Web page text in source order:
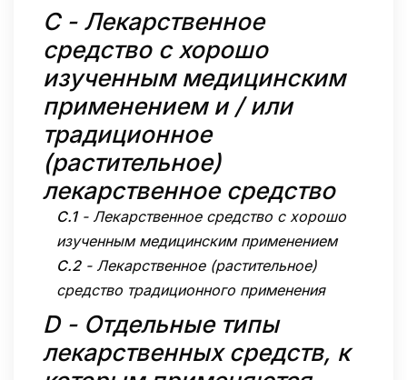
C- Лекарственное
средство с хорошо
изученным медицинским
применением и / или
традиционное
(растительное)
лекарственное средство
C.1- Лекарственное средство с хорошо
изученным медицинским применением
C.2- Лекарственное (растительное)
средство традиционного применения
D- Отдельные типы
лекарственных средств, к